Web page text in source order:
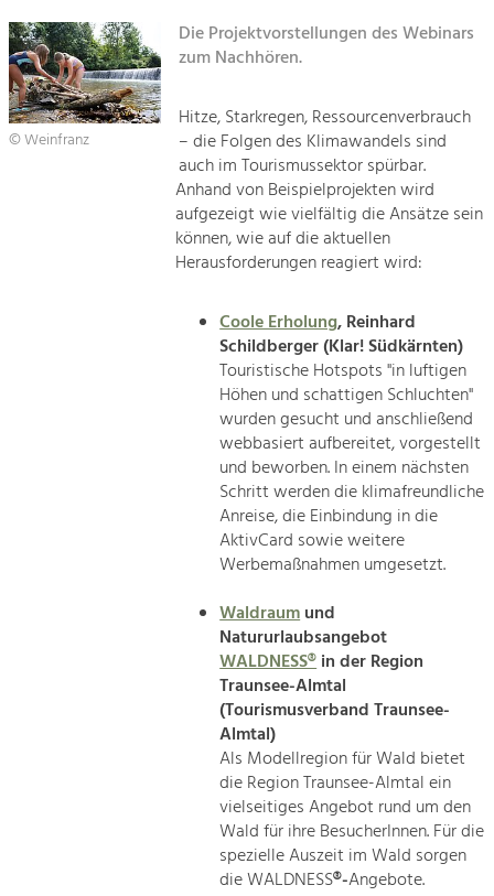
Suche
Impressum
Landscape.
Tourism
Offer Development and Positioning
Art & Culture
Crafts, Science and Research.
Social Affairs, Education
Equality, Youth and Integration.
Mobility & Energy
Climate Change, Public Transport and
Increase in Regional Value Added.
© Weinfranz
Die Projektvorstellungen des Webinars
zum Nachhören.
Hitze, Starkregen, Ressourcenverbrauch
– die Folgen des Klimawandels sind
auch im Tourismussektor spürbar.
Anhand von Beispielprojekten wird
aufgezeigt wie vielfältig die Ansätze sein
können, wie auf die aktuellen
Herausforderungen reagiert wird:
Coole Erholung, Reinhard
Schildberger (Klar! Südkärnten)
Touristische Hotspots "in luftigen
Höhen und schattigen Schluchten"
wurden gesucht und anschließend
webbasiert aufbereitet, vorgestellt
und beworben. In einem nächsten
Schritt werden die klimafreundliche
Anreise, die Einbindung in die
AktivCard sowie weitere
Werbemaßnahmen umgesetzt.
Waldraumund
Natururlaubsangebot
WALDNESS®in der Region
Traunsee-Almtal
(Tourismusverband Traunsee-
Almtal)
Als Modellregion für Wald bietet
die Region Traunsee-Almtal ein
vielseitiges Angebot rund um den
Wald für ihre BesucherInnen. Für die
spezielle Auszeit im Wald sorgen
die WALDNESS®-Angebote.